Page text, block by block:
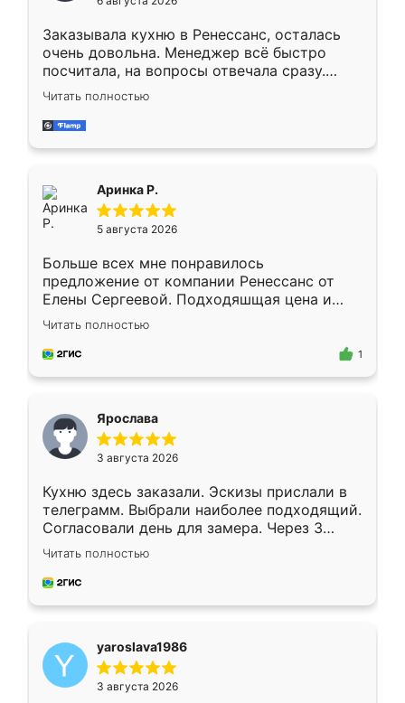
мебели буду заказывать только здесь.
Заказывала кухню в Ренессанс, осталась
очень довольна. Менеджер всё быстро
посчитала, на вопросы отвечала сразу.
Замерщик приехал в субботу, подошёл к
делу со всей ответственностью. Собрали
за день, ребята работали аккуратно, даже
Читать полностью
Аринка Р.
5 августа 2026
Больше всех мне понравилось
предложение от компании Ренессанс от
Елены Сергеевой. Подходяшщая цена и
короткие сроки изготовления. Приехавший
для замера сотрудник Владислав
предложил по моему эскизу самый
Читать полностью
1
Ярослава
3 августа 2026
Кухню здесь заказали. Эскизы прислали в
телеграмм. Выбрали наиболее подходящий.
Согласовали день для замера. Через 3
недели кухня была уже готова. Остались
довольны работой. Спасибо Ренессанс
мебель за качественную работу!
Читать полностью
yaroslava1986
3 августа 2026